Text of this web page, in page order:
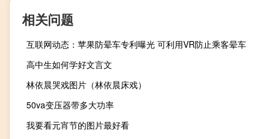
相关问题
互联网动态：苹果防晕车专利曝光 可利用VR防止乘客晕车
高中生如何学好文言文
林依晨哭戏图片（林依晨床戏）
50va变压器带多大功率
我要看元宵节的图片最好看